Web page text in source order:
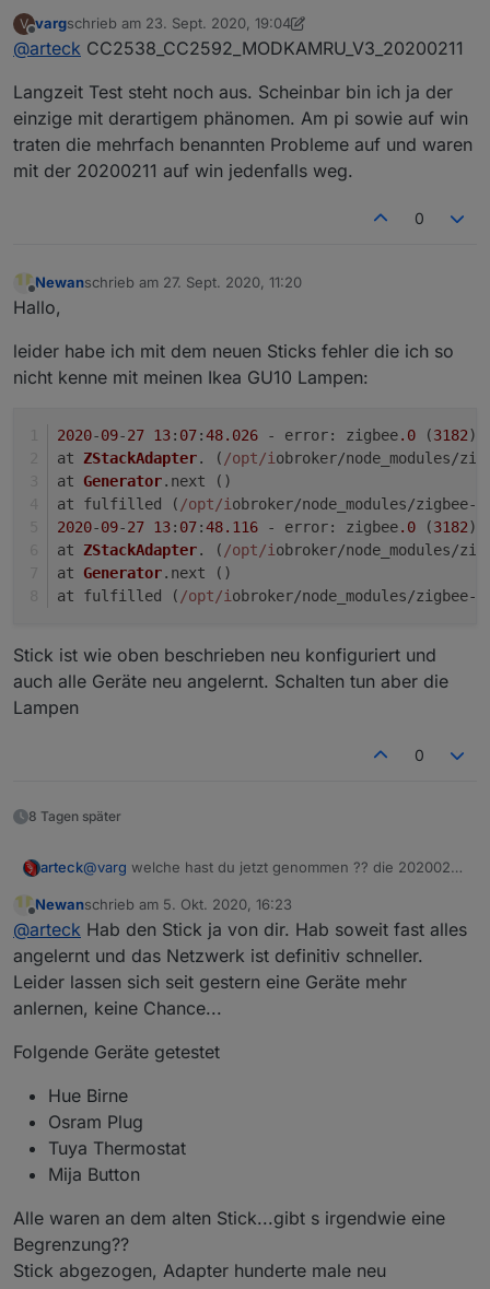
verstehe ich nicht die vom März hab ich auch hier..
läuft..aber gut
V
Offline
vargschrieb am 23. Sept. 2020, 19:04
zuletzt editiert von varg
@arteck CC2538_CC2592_MODKAMRU_V3_20200211
Langzeit Test steht noch aus. Scheinbar bin ich ja der
einzige mit derartigem phänomen. Am pi sowie auf win
traten die mehrfach benannten Probleme auf und waren
mit der 20200211 auf win jedenfalls weg.
0
Offline
Newanschrieb am 27. Sept. 2020, 11:20
zuletzt editiert von
Hallo,
leider habe ich mit dem neuen Sticks fehler die ich so
nicht kenne mit meinen Ikea GU10 Lampen:
2020-09-27 13: 07:48.026 - error: zigbee.0 (3182)
at ZStackAdapter. ( /opt/i obroker/node_modules/
at Generator. next ()
at fulfilled ( /opt/i obroker/node_modules/
2020-09-27 13: 07:48.116 - error: zigbee.0 (3182)
at ZStackAdapter. ( /opt/i obroker/node_modules/
at Generator. next ()
at fulfilled ( /opt/i obroker/node_modules/
Stick ist wie oben beschrieben neu konfiguriert und
auch alle Geräte neu angelernt. Schalten tun aber die
Lampen
0
8 Tagen später
arteck@varg welche hast du jetzt genommen ?? die 20200211
verstehe ich nicht die vom März hab ich auch hier..
läuft..aber gut
Offline
Newanschrieb am 5. Okt. 2020, 16:23
zuletzt editiert von
@arteck Hab den Stick ja von dir. Hab soweit fast alles
angelernt und das Netzwerk ist definitiv schneller.
Leider lassen sich seit gestern eine Geräte mehr
anlernen, keine Chance...
Folgende Geräte getestet
Hue Birne
Osram Plug
Tuya Thermostat
Mija Button
Alle waren an dem alten Stick...gibt s irgendwie eine
Begrenzung??
Stick abgezogen, Adapter hunderte male neu